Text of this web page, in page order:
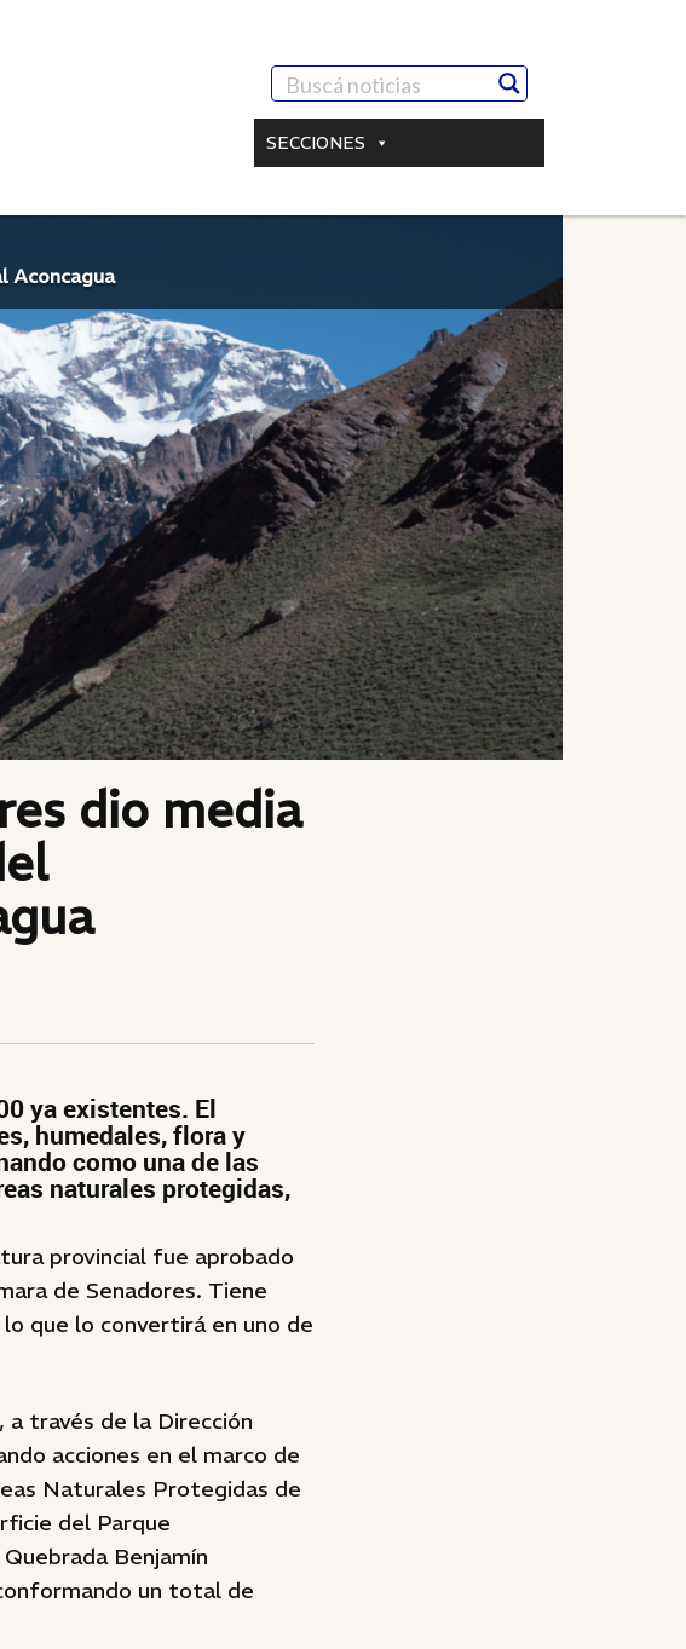
SECCIONES
Aconcagua
dio media
ya existentes. El
humedales, flora y
como una de las
naturales protegidas,
provincial fue aprobado
de Senadores. Tiene
que lo convertirá en uno de
través de la Dirección
acciones en el marco de
Naturales Protegidas de
del Parque
Benjamín
un total de